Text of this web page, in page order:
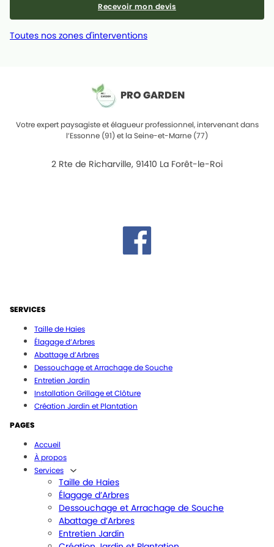
Recevoir mon devis
Toutes nos zones d'interventions
PRO GARDEN
Votre expert paysagiste et élagueur professionnel, intervenant dans
l’Essonne (91) et la Seine-et-Marne (77)
2 Rte de Richarville, 91410 La Forêt-le-Roi
SERVICES
Taille de Haies
Élagage d’Arbres
Abattage d’Arbres
Dessouchage et Arrachage de Souche
Entretien Jardin
Installation Grillage et Clôture
Création Jardin et Plantation
PAGES
Accueil
À propos
Services
Taille de Haies
Élagage d’Arbres
Dessouchage et Arrachage de Souche
Abattage d’Arbres
Entretien Jardin